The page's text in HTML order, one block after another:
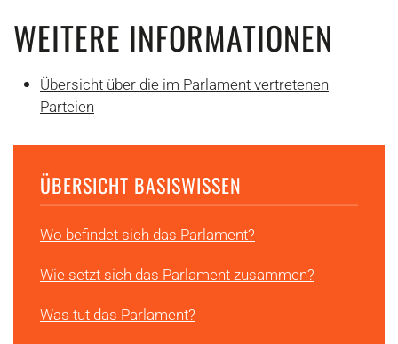
WEITERE INFORMATIONEN
Übersicht über die im Parlament vertretenen
Parteien
ÜBERSICHT BASISWISSEN
Wo befindet sich das Parlament?
Wie setzt sich das Parlament zusammen?
Was tut das Parlament?